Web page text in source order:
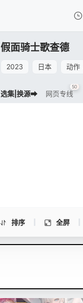
我的观影记录
假面骑士歌查德
2023 日本 动作
排序 全屏
选集|换源➡ 网页专线
50